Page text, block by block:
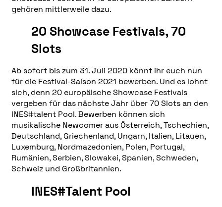
gehören mittlerweile dazu.
20 Showcase Festivals, 70
Slots
Ab sofort bis zum 31. Juli 2020 könnt ihr euch nun
für die Festival-Saison 2021 bewerben. Und es lohnt
sich, denn 20 europäische Showcase Festivals
vergeben für das nächste Jahr über 70 Slots an den
INES#talent Pool. Bewerben können sich
musikalische Newcomer aus Österreich, Tschechien,
Deutschland, Griechenland, Ungarn, Italien, Litauen,
Luxemburg, Nordmazedonien, Polen, Portugal,
Rumänien, Serbien, Slowakei, Spanien, Schweden,
Schweiz und Großbritannien.
INES#Talent Pool